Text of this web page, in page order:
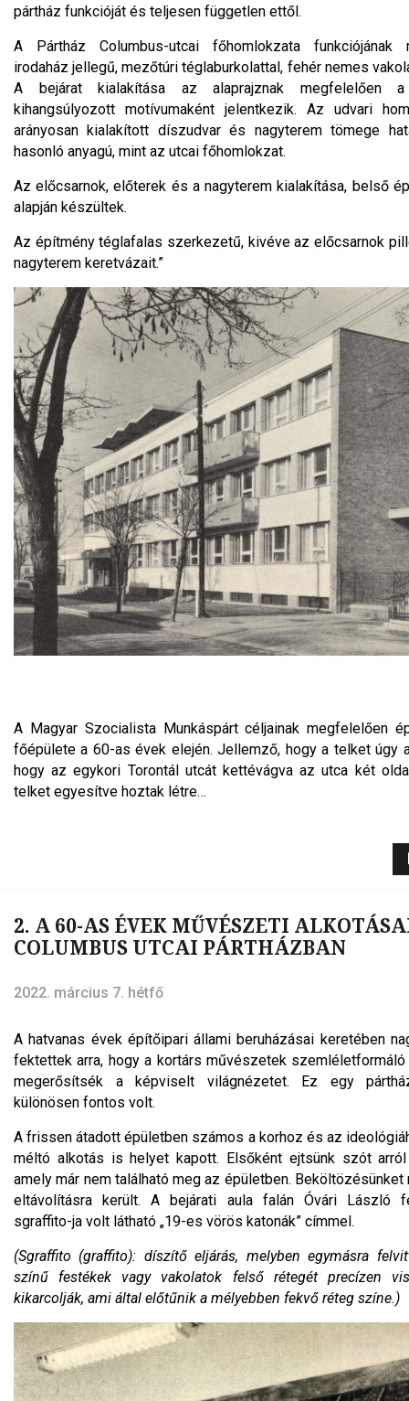
pártház funkcióját és teljesen független ettől.
A Pártház Columbus-utcai főhomlokzata funkciójának
irodaház jellegű, mezőtúri téglaburkolattal, fehér nemes
A bejárat kialakítása az alaprajznak megfelelően a
kihangsúlyozott motívumaként jelentkezik. Az udvari
arányosan kialakított díszudvar és nagyterem tömege
hasonló anyagú, mint az utcai főhomlokzat.
Az előcsarnok, előterek és a nagyterem kialakítása, belső
alapján készültek.
Az építmény téglafalas szerkezetű, kivéve az előcsarnok
nagyterem keretvázait.”
A Magyar Szocialista Munkáspárt céljainak megfelelően
főépülete a 60-as évek elején. Jellemző, hogy a telket úgy
hogy az egykori Torontál utcát kettévágva az utca két
telket egyesítve hoztak létre…
2. A 60-AS ÉVEK MŰVÉSZETI
COLUMBUS UTCAI PÁRTHÁZBAN
2022. március 7. hétfő
A hatvanas évek építőipari állami beruházásai keretében
fektettek arra, hogy a kortárs művészetek
megerősítsék a képviselt világnézetet. Ez egy
különösen fontos volt.
A frissen átadott épületben számos a korhoz és az
méltó alkotás is helyet kapott. Elsőként ejtsünk szót
amely már nem található meg az épületben.
eltávolításra került. A bejárati aula falán Óvári László
sgraffito-ja volt látható „19-es vörös katonák” címmel.
(Sgraffito (graffito): díszítő eljárás, melyben egymásra
színű festékek vagy vakolatok felső rétegét precízen
kikarcolják, ami által előtűnik a mélyebben fekvő réteg színe.)